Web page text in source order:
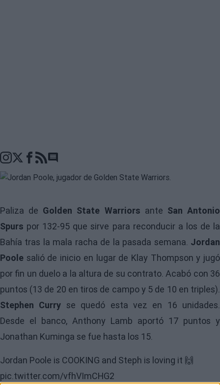
Go to comments seciton
Paliza de Golden State Warriors ante San Antonio
Spurs por 132-95 que sirve para reconducir a los de la
Bahía tras la mala racha de la pasada semana. Jordan
Poole salió de inicio en lugar de Klay Thompson y jugó
por fin un duelo a la altura de su contrato. Acabó con 36
puntos (13 de 20 en tiros de campo y 5 de 10 en triples).
Stephen Curry se quedó esta vez en 16 unidades.
Desde el banco, Anthony Lamb aportó 17 puntos y
Jonathan Kuminga se fue hasta los 15.
Jordan Poole is COOKING and Steph is loving it 🙌
pic.twitter.com/vfhVImCHG2